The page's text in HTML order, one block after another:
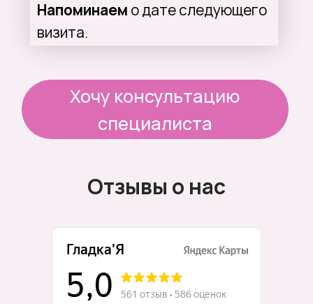
Отзывы о нас
что вы почувствуете — легкое
покалывание;
смуглой кожей и веснушками;
— успешно поражает волосяные
фолликулы, ослабляя волосы;
— нет — вросшим волосам.